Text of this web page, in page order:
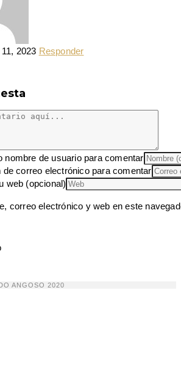
11, 2023 Responder
nombre de usuario para comentar
de correo electrónico para comentar
web (opcional)
correo electrónico y web en este
ANGOSO 2020